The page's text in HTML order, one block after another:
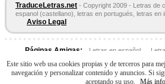
TraduceLetras.net - Copyright 2009 - Letras de
espanol (castellano), letras en portugués, letras en
Aviso Legal
Páginas Amigas: Letras en español
Este sitio web usa cookies propias y de terceros para
navegación y personalizar contenido y anuncios. Si
aceptando su uso.
Más